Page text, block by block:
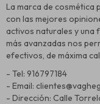
La marca de
con las mejores
activos naturales y una
más avanzadas nos
efectivos, de máxima
- Tel: 916797184
- Email:
- Dirección: Calle